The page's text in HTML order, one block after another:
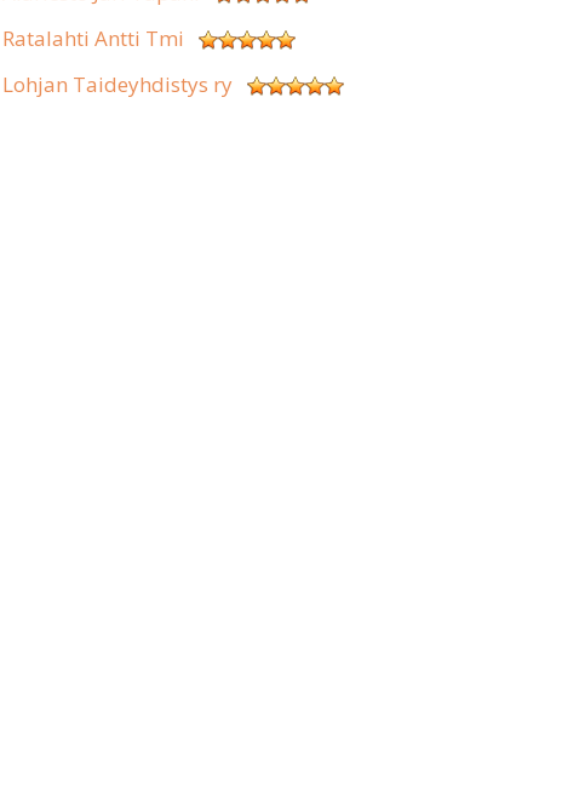
Ratalahti Antti Tmi
Lohjan Taideyhdistys ry